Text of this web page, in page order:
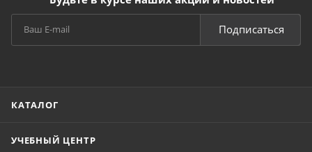
Подписаться
КАТАЛОГ
УЧЕБНЫЙ ЦЕНТР